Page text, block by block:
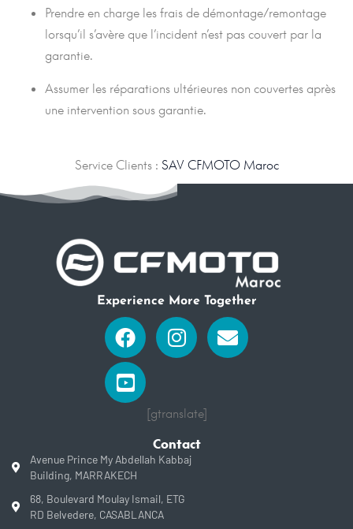
Prendre en charge les frais de démontage/remontage
lorsqu’il s’avère que l’incident n’est pas couvert par la
garantie.
Assumer les réparations ultérieures non couvertes après
une intervention sous garantie.
Service Clients : SAV CFMOTO Maroc
Experience More Together
FacebookInstagramEnvelope
Youtube-
square
[gtranslate]
Contact
Avenue Prince My Abdellah Kabbaj
Building, MARRAKECH
68, Boulevard Moulay Ismail, ETG
RD Belvedere, CASABLANCA